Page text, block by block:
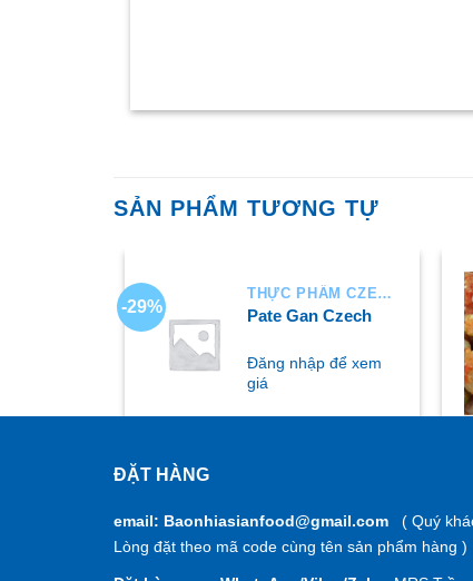
SẢN PHẨM TƯƠNG TỰ
-29%
THỰC PHẨM CZECH
Pate Gan Czech
Đăng nhập để xem
giá
ĐẶT HÀNG
email: Baonhiasianfood@gmail.com ( Quý
Lòng đặt theo mã code cùng tên sản phẩm hàng )